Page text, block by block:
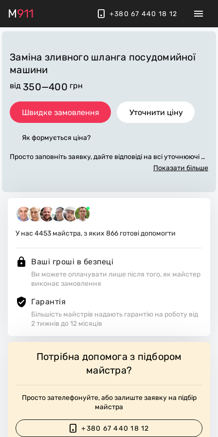
M911 +380 67 440 18 12
Заміна зливного шланга посудомийної
машини
від 350—400 грн
Швидке замовлення Уточнити ціну
Як формується ціна?
Просто заповніть заявку, дайте відповіді на всі уточнюючі за
питання по «заміна зливного шланга посудомийної машин
бні матеріали. Виконавці стежать за чистотою та прибираю
ть робоче місце.
Показати більше
У нас 4453 майстра, з яких 866 готові допомогти
Ваші гроші в безпеці
Ви можете оплачувати лише після того, як майстер
виконає замовлення
Гарантія
Більшість майстрів надають гарантію на роботу від
2 тижнів до 12 місяців
Потрібна допомога з підбором
майстра?
Просто зателефонуйте, або залиште заявку на підбір
майстра
+380 67 440 18 12